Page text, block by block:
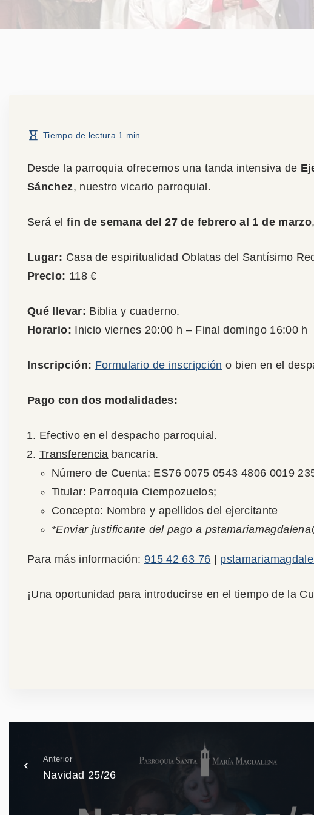
Tiempo de lectura 1 min.
Desde la parroquia ofrecemos una tanda intensiva de
Sánchez, nuestro vicario parroquial.
Será el fin de semana del 27 de febrero al 1 de marzo
Lugar: Casa de espiritualidad Oblatas del Santísimo
Precio: 118 €
Qué llevar: Biblia y cuaderno.
Horario: Inicio viernes 20:00 h – Final domingo 16:00 h
Inscripción: Formulario de inscripción o bien en el
Pago con dos modalidades:
Efectivoen el despacho parroquial.
Transferencia bancaria.
Número de Cuenta: ES76 0075 0543 4806 0019
Titular: Parroquia Ciempozuelos;
Concepto: Nombre y apellidos del ejercitante
*Enviar justificante del pago a
Para más información: 915 42 63 76 |
¡Una oportunidad para introducirse en el tiempo de la
Anterior
Navidad 25/26